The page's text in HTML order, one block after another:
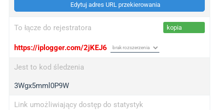
Edytuj adres URL przekierowania
To łącze do rejestratora kopia
https://iplogger.com/2jKEJ6
Jest to kod śledzenia
3Wgx5mml0P9W
Link umożliwiający dostęp do statystyk